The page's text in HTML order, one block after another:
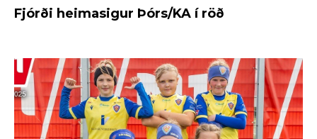
Fjórði heimasigur Þórs/KA í röð